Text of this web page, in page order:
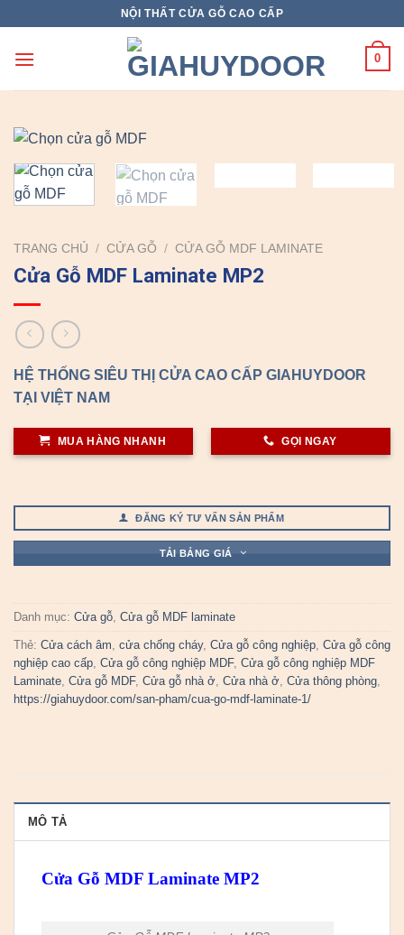
content
NỘI THẤT CỬA GỖ CAO CẤP
0
TRANG CHỦ / CỬA GỖ / CỬA GỖ MDF LAMINATE
Cửa Gỗ MDF Laminate MP2
HỆ THỐNG SIÊU THỊ CỬA CAO CẤP GIAHUYDOOR
TẠI VIỆT NAM
MUA HÀNG NHANH GỌI NGAY
ĐĂNG KÝ TƯ VẤN SẢN PHẨM
TẢI BẢNG GIÁ
Danh mục: Cửa gỗ, Cửa gỗ MDF laminate
Thẻ: Cửa cách âm, cửa chống cháy, Cửa gỗ công nghiệp, Cửa gỗ công
nghiệp cao cấp, Cửa gỗ công nghiệp MDF, Cửa gỗ công nghiệp MDF
Laminate, Cửa gỗ MDF, Cửa gỗ nhà ở, Cửa nhà ở, Cửa thông phòng,
https://giahuydoor.com/san-pham/cua-go-mdf-laminate-1/
MÔ TẢ
Cửa Gỗ MDF Laminate MP2